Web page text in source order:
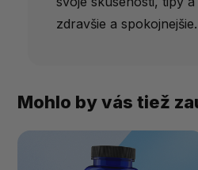
zdravšie a spokojnejšie.
Mohlo by vás tiež